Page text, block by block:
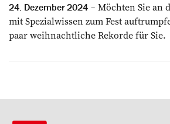
24. Dezember 2024
Möchten Sie an
mit Spezialwissen zum Fest
paar weihnachtliche Rekorde für Sie.